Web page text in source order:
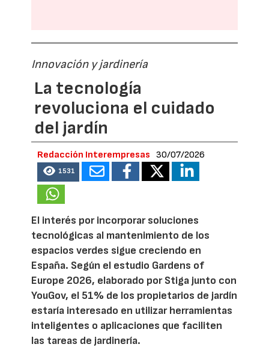
Innovación y jardinería
La tecnología
revoluciona el cuidado
del jardín
Redacción Interempresas 30/07/2026
1531
El interés por incorporar soluciones
tecnológicas al mantenimiento de los
espacios verdes sigue creciendo en
España. Según el estudio Gardens of
Europe 2026, elaborado por Stiga junto con
YouGov, el 51% de los propietarios de jardín
estaría interesado en utilizar herramientas
inteligentes o aplicaciones que faciliten
las tareas de jardinería.